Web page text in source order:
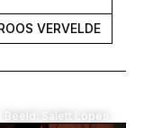
VERVELDE
Beeld: Salett Lopes